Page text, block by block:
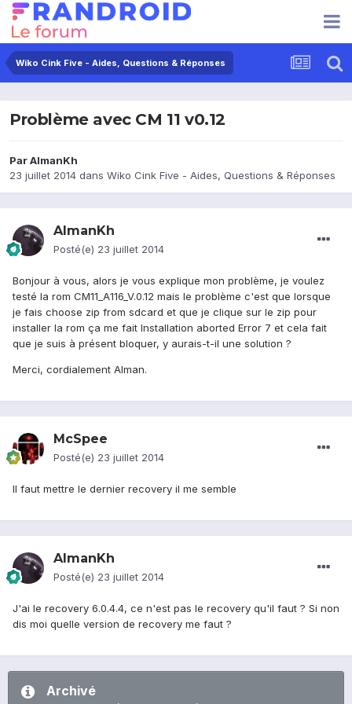
Wiko Cink Five - Aides, Questions & Réponses
Problème avec CM 11 v0.12
ParAlmanKh
23 juillet 2014 dans Wiko Cink Five - Aides, Questions & Réponses
AlmanKh
Posté(e) 23 juillet 2014
Bonjour à vous, alors je vous explique mon problème, je voulez
testé la rom CM11_A116_V.0.12 mais le problème c'est que lorsque
je fais choose zip from sdcard et que je clique sur le zip pour
installer la rom ça me fait Installation aborted Error 7 et cela fait
que je suis à présent bloquer, y aurais-t-il une solution ?
Merci, cordialement Alman.
McSpee
Posté(e) 23 juillet 2014
Il faut mettre le dernier recovery il me semble
AlmanKh
Posté(e) 23 juillet 2014
J'ai le recovery 6.0.4.4, ce n'est pas le recovery qu'il faut ? Si non
dis moi quelle version de recovery me faut ?
Archivé